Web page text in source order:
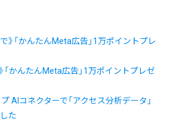
「かんたんMeta広告」1万ポイントプレゼ